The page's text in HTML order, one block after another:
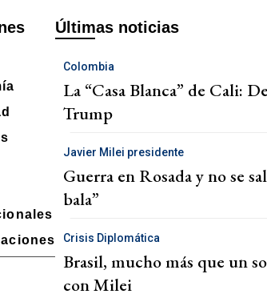
Últimas noticias
Colombia
La “Casa Blanca” de Cali:
Trump
Javier Milei presidente
Guerra en Rosada y no se
bala”
Crisis Diplomática
Brasil, mucho más que un
con Milei